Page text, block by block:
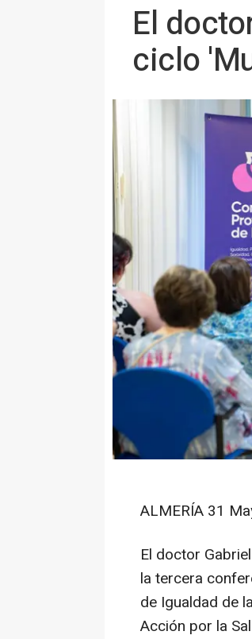
El
ciclo
ALMERÍA 31
El doctor
la tercera
de Igualdad de
Acción por la